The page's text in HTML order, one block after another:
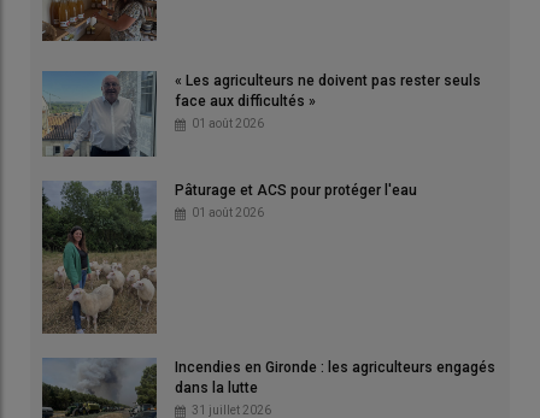
« Les agriculteurs ne doivent pas rester seuls
face aux difficultés »
01 août 2026
Pâturage et ACS pour protéger l'eau
01 août 2026
Incendies en Gironde : les agriculteurs engagés
dans la lutte
31 juillet 2026